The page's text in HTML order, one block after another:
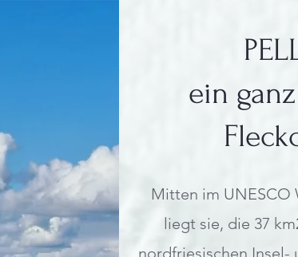
ein
Mitten im UNESCO
liegt sie, die 37
nordfriesischen Insel-